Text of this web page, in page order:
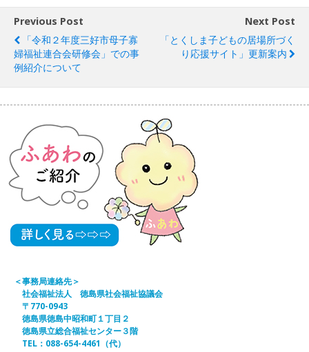
Previous Post
「令和２年度三好市母子寡
婦福祉連合会研修会」での事
例紹介について
Next Post
「とくしま子どもの居場所づく
り応援サイト」更新案内
＜事務局連絡先＞
社会福祉法人 徳島県社会福祉協議会
〒770-0943
徳島県徳島中昭和町１丁目２
徳島県立総合福祉センター３階
TEL：088-654-4461（代）